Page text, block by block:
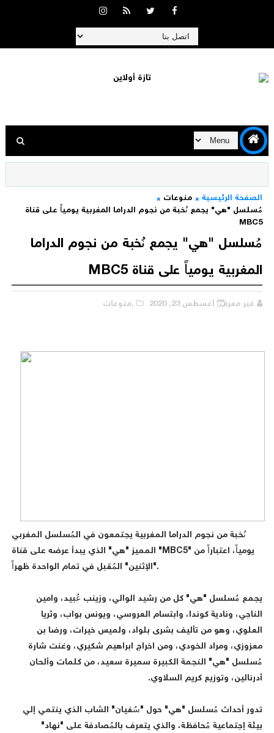
الصفحة الرئيسية
منوعات
مُسلسل "هي" يجمع نُخبة من نجوم الدراما المغربية يومياً على قناة
MBC5
مُسلسل "هي" يجمع نُخبة من نجوم الدراما
المغربية يومياً على قناة MBC5
غير معرف أغسطس 23, 2020 ,منوعات
نُخبة من نجوم الدراما المغربية يجتمعون في المُسلسل المغربي
المميز "هي" الذي يبدأ عرضه على قناة "MBC5" يومياً، اعتباراً من
"الإثنين" المُقبل في تمام الواحدة ظهراً.
يجمع مُسلسل "هي" كل من رشيد الوالي، وزينب عُبيد، وامين
الناجي، ونادية كوندا، وابتسام العروسي، ويونس بواب، وثريا
العلوي، وهو من تأليف بشرى بلواد، ولميس خيرات، ورضا بن
معزوزي، ومراد الخودي، ومن اخراج ابراهيم شكيري، وغنت شارة
مُسلسل "هي" النجمة الكبيرة سميرة سعيد، من كلمات وألحان
أدرنالين، وتوزيع كريم السلاوي.
تدور أحداث مُسلسل "هي" حول "سُفيان" الشاب الذي ينتمي إلي
بيئة إجتماعية مُحافظة، والذي يتعرف بالمُصادفة على "نهاد"